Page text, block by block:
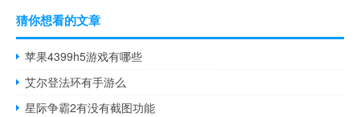
猜你想看的文章
苹果4399h5游戏有哪些
艾尔登法环有手游么
星际争霸2有没有截图功能